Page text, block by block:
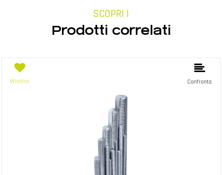
SCOPRI I
Prodotti correlati
Wishlist Confronta